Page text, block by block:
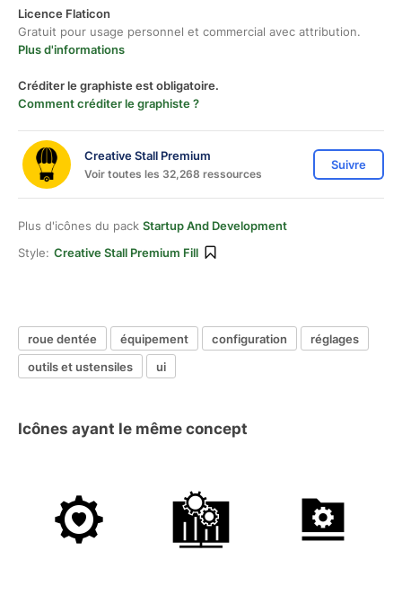
Licence Flaticon
Gratuit pour usage personnel et commercial avec attribution.
Plus d'informations
Créditer le graphiste est obligatoire.
Comment créditer le graphiste ?
Creative Stall Premium
Voir toutes les 32,268 ressources
Suivre
Plus d'icônes du pack Startup And Development
Style: Creative Stall Premium Fill
roue dentée équipement configuration
réglages
outils et ustensiles
ui
Icônes ayant le même concept